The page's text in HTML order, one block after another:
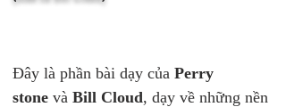
Đây là phần bài dạy của Perry
stone và Bill Cloud, dạy về những nền